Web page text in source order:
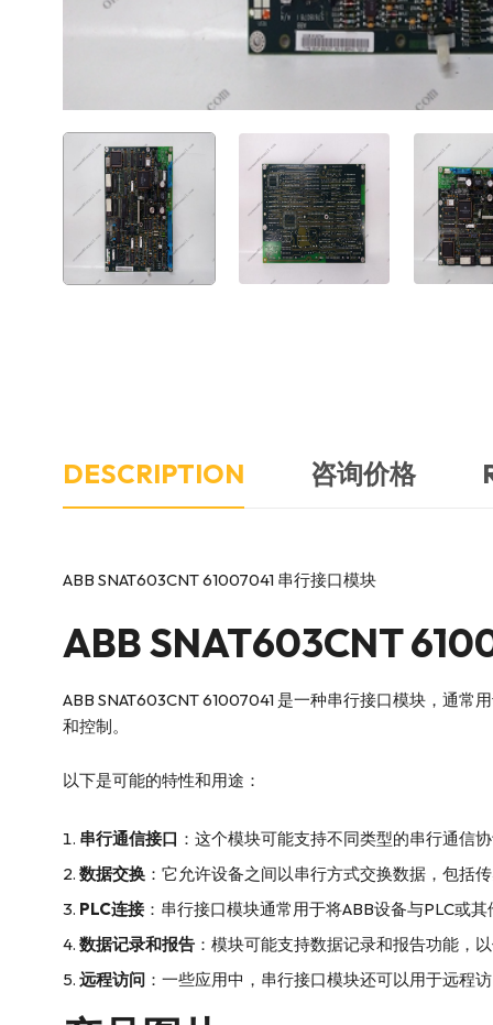
DESCRIPTION 咨询价格
ABB SNAT603CNT 61007041 串行接口模块
ABBSNAT603CNT
ABB SNAT603CNT 61007041 是一种串行接口模块，通
和控制。
以下是可能的特性和用途：
串行通信接口 ：这个模块可能支持不同类型的串行通信
数据交换 ：它允许设备之间以串行方式交换数据，包括
PLC连接：串行接口模块通常用于将ABB设备与PLC或
数据记录和报告 ：模块可能支持数据记录和报告功能，
远程访问 ：一些应用中，串行接口模块还可以用于远程